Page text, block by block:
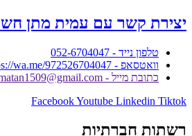
יצירת קשר עם עמית מתן
טלפון נייד - 052-6704047
וואטסאפ - https://wa.me/972526704047
כתובת מייל - amitmatan1509@gmail.com
FacebookYoutube Linkedin Tiktok
רשתות חברתיות